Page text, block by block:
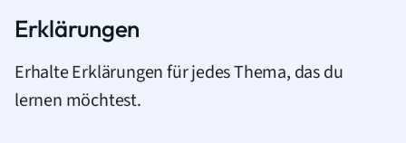
Erklärungen
Erhalte Erklärungen für jedes Thema, das du
lernen möchtest.